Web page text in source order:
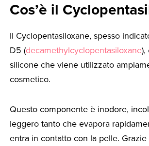
Cos’è il
Il Cyclopentasiloxane, spesso
D5 (decamethylcyclopentasiloxane
silicone che viene utilizzato
cosmetico.
Questo componente è inodore,
leggero tanto che evapora
entra in contatto con la pelle. Grazie